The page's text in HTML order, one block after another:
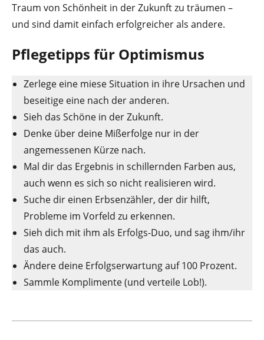
Traum von Schönheit in der Zukunft zu träumen –
und sind damit einfach erfolgreicher als andere.
Pflegetipps für Optimismus
Zerlege eine miese Situation in ihre Ursachen und
beseitige eine nach der anderen.
Sieh das Schöne in der Zukunft.
Denke über deine Mißerfolge nur in der
angemessenen Kürze nach.
Mal dir das Ergebnis in schillernden Farben aus,
auch wenn es sich so nicht realisieren wird.
Suche dir einen Erbsenzähler, der dir hilft,
Probleme im Vorfeld zu erkennen.
Sieh dich mit ihm als Erfolgs-Duo, und sag ihm/ihr
das auch.
Ändere deine Erfolgserwartung auf 100 Prozent.
Sammle Komplimente (und verteile Lob!).